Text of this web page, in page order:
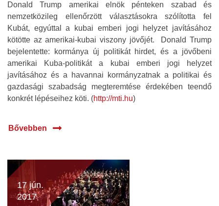
Donald Trump amerikai elnök pénteken szabad és
nemzetközileg ellenőrzött választásokra szólította fel
Kubát, egyúttal a kubai emberi jogi helyzet javításához
kötötte az amerikai-kubai viszony jövőjét. Donald Trump
bejelentette: kormánya új politikát hirdet, és a jövőbeni
amerikai Kuba-politikát a kubai emberi jogi helyzet
javításához és a havannai kormányzatnak a politikai és
gazdasági szabadság megteremtése érdekében teendő
konkrét lépéseihez köti. (http://mti.hu)
Bővebben
17 jún.
2017